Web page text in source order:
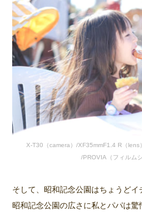
X-T30（camera）/XF35mmF1.4 R（
/PROVIA（フィルム
そして、昭和記念公園はちょうどイ
昭和記念公園の広さに私とパパは驚